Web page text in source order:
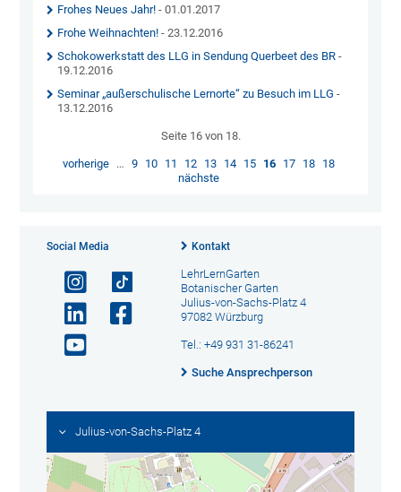
Frohes Neues Jahr! - 01.01.2017
Frohe Weihnachten! - 23.12.2016
Schokowerkstatt des LLG in Sendung Querbeet des BR -
19.12.2016
Seminar „außerschulische Lernorte“ zu Besuch im LLG-
13.12.2016
Seite 16 von 18.
vorherige … 9 10 11 12 13 14 15 16 17 18
18
nächste
Social Media Kontakt
LehrLernGarten
Botanischer Garten
Julius-von-Sachs-Platz 4
97082 Würzburg
Tel.: +49 931 31-86241
Suche Ansprechperson
Julius-von-Sachs-Platz 4